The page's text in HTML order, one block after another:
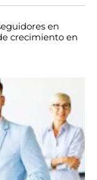
en
crecimiento en